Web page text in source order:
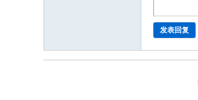
发表回复